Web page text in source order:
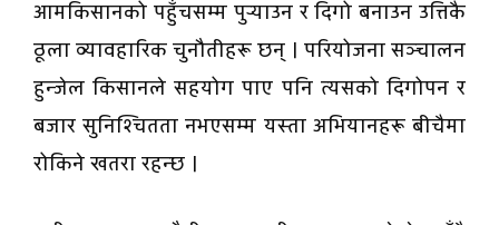
आमकिसानको पहुँचसम्म पुर्‍याउन र दिगो बनाउन उत्तिकै
ठूला व्यावहारिक चुनौतीहरू छन् । परियोजना सञ्चालन
हुन्जेल किसानले सहयोग पाए पनि त्यसको दिगोपन र
बजार सुनिश्चितता नभएसम्म यस्ता अभियानहरू बीचैमा
रोकिने खतरा रहन्छ ।